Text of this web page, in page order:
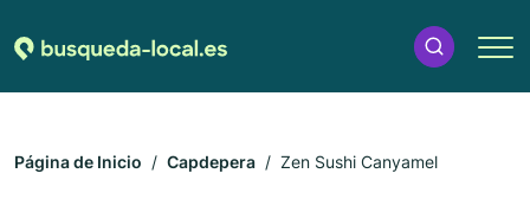
Página de Inicio Capdepera Zen Sushi Canyamel